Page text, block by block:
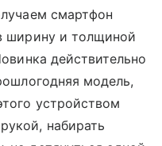
смартфон
ширину и толщиной
действительно
модель,
устройством
набирать